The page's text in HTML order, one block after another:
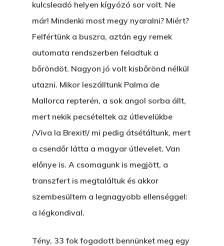
kulcsleadó helyen kígyózó sor volt. Ne
már! Mindenki most megy nyaralni? Miért?
Felfértünk a buszra, aztán egy remek
automata rendszerben feladtuk a
bőröndöt. Nagyon jó volt kisbőrönd nélkül
utazni. Mikor leszálltunk Palma de
Mallorca repterén, a sok angol sorba állt,
mert nekik pecsételtek az útlevelükbe
/Viva la Brexit!/ mi pedig átsétáltunk, mert
a csendőr látta a magyar útlevelet. Van
előnye is. A csomagunk is megjött, a
transzfert is megtaláltuk és akkor
szembesültem a legnagyobb ellenséggel:
a légkondival.
Tény, 33 fok fogadott bennünket meg egy